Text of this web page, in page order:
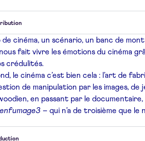
de cinéma, un scénario, un banc de
fait vivre les émotions du cinéma
crédulités.
le cinéma c’est bien cela : l’art de
de manipulation par les images,
en passant par le
– qui n’a de troisième que le